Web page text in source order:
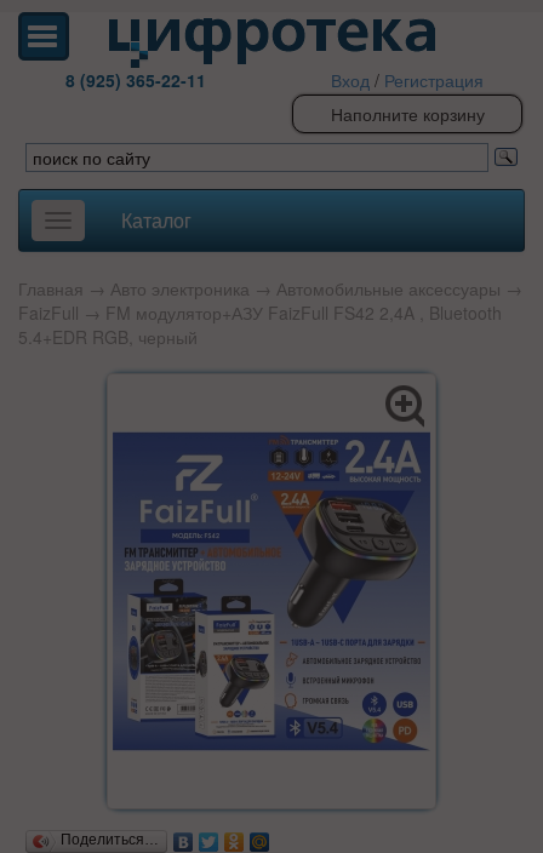
8 (925) 365-22-11 Вход / Регистрация
Наполните корзину
Toggle
navigation
Каталог
Главная → Авто электроника → Автомобильные аксессуары →
FaizFull → FM модулятор+АЗУ FaizFull FS42 2,4A , Bluetooth
5.4+EDR RGB, черный
Поделиться…